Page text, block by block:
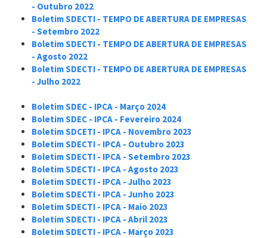
- Outubro 2022
Boletim SDECTI - TEMPO DE ABERTURA DE EMPRESAS
- Setembro 2022
Boletim SDECTI - TEMPO DE ABERTURA DE EMPRESAS
- Agosto 2022
Boletim SDECTI - TEMPO DE ABERTURA DE EMPRESAS
- Julho 2022
Boletim SDEC - IPCA - Março 2024
Boletim SDEC - IPCA - Fevereiro 2024
Boletim SDCETI - IPCA - Novembro 2023
Boletim SDECTI - IPCA - Outubro 2023
Boletim SDECTI - IPCA - Setembro 2023
Boletim SDECTI - IPCA - Agosto 2023
Boletim SDECTI - IPCA - Julho 2023
Boletim SDECTI - IPCA - Junho 2023
Boletim SDECTI - IPCA - Maio 2023
Boletim SDECTI - IPCA - Abril 2023
Boletim SDECTI - IPCA - Março 2023